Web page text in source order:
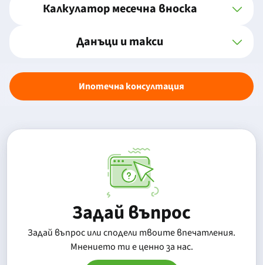
Калкулатор месечна вноска
Данъци и такси
Ипотечна консултация
Задай въпрос
Задай въпрос или сподели твоите впечатления.
Mнението ти е ценно за нас.